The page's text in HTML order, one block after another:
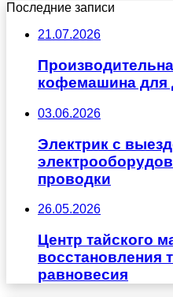
Последние записи
21.07.2026
кофемашина для
03.06.2026
Электрик с
проводки
26.05.2026
Центр тайского
восстановления
равновесия